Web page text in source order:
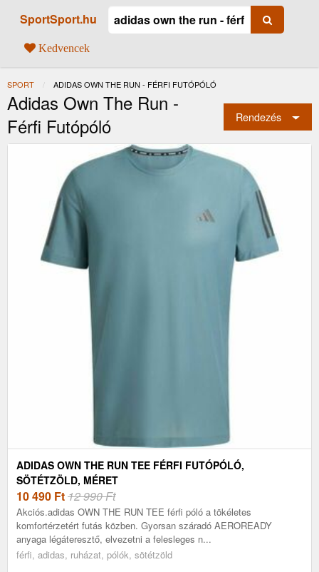
SportSport.hu
Kedvencek
SPORT JELENLEGI:
ADIDAS OWN THE RUN - FÉRFI FUTÓPÓLÓ
Adidas Own The Run -
Férfi Futópóló
Rendezés
ADIDAS OWN THE RUN TEE FÉRFI FUTÓPÓLÓ,
SÖTÉTZÖLD, MÉRET
10 490 Ft12 990 Ft
Akciós.adidas OWN THE RUN TEE férfi póló a tökéletes
komfortérzetért futás közben. Gyorsan száradó AEROREADY
anyaga légáteresztő, elvezetni a felesleges n...
férfi, adidas, ruházat, pólók, sötétzöld